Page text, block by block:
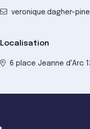
veronique.dagher-
Localisation
6 place Jeanne d'Arc